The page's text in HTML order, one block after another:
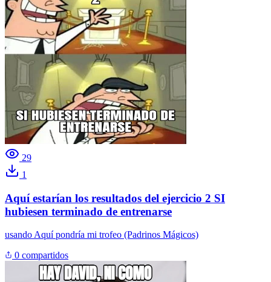
29
1
Aquí estarían los resultados del ejercicio 2 SI
hubiesen terminado de entrenarse
usandoAquí pondría mi trofeo (Padrinos Mágicos)
0 compartidos